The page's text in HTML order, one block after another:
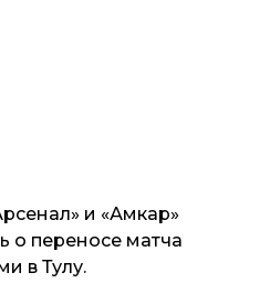
и «Амкар»
о переносе матча
в Тулу.